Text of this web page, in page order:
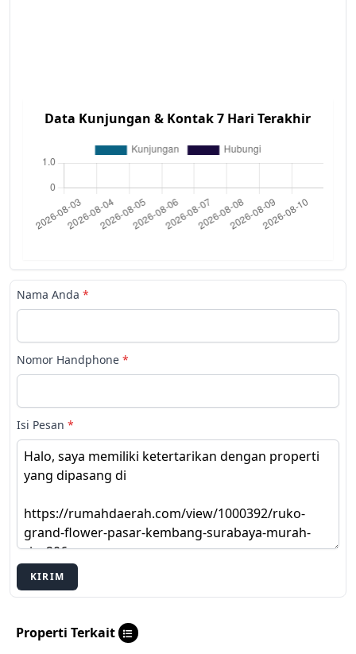
Data Kunjungan & Kontak 7 Hari Terakhir
Nama Anda *
Nomor Handphone *
Isi Pesan *
KIRIM
Properti Terkait